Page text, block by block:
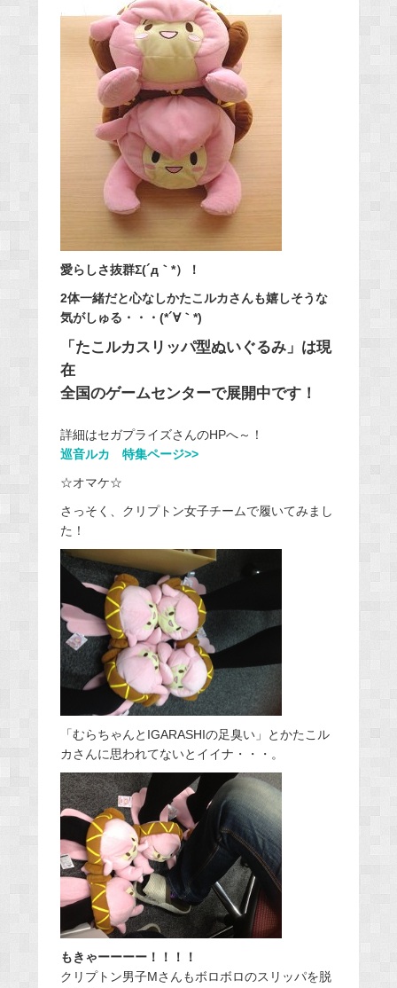
愛らしさ抜群Σ(´д｀*）！
2体一緒だと心なしかたこルカさんも嬉しそうな
気がしゅる・・・(*´∀｀*)
「たこルカスリッパ型ぬいぐるみ」は現
在
全国のゲームセンターで展開中です！
詳細はセガプライズさんのHPへ～！
巡音ルカ 特集ページ>>
☆オマケ☆
さっそく、クリプトン女子チームで履いてみまし
た！
「むらちゃんとIGARASHIの足臭い」とかたこル
カさんに思われてないとイイナ・・・。
もきゃーーーー！！！！
クリプトン男子Mさんもボロボロのスリッパを脱